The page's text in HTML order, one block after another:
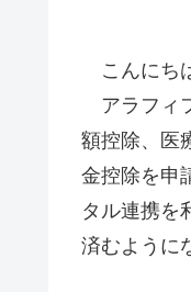
こんにち
アラフィ
額控除、医
金控除を申
タル連携を
済むように